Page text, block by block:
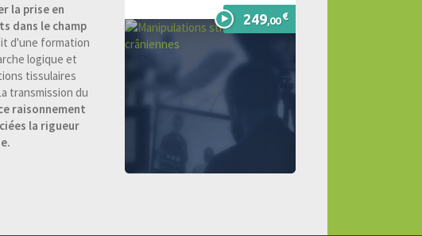
la prise en
dans le champ
d'une formation
logique et
tissulaires
transmission du
raisonnement
la rigueur
249,00€